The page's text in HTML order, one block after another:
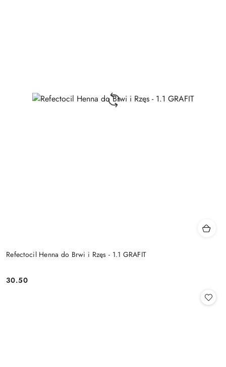
Refectocil Henna do Brwi i Rzęs - 1.1 GRAFIT
Cena:
30.50